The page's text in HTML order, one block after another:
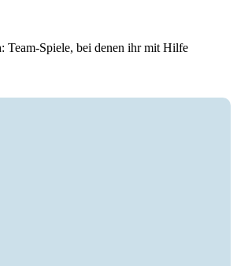
Team-Spiele, bei denen ihr mit Hilfe